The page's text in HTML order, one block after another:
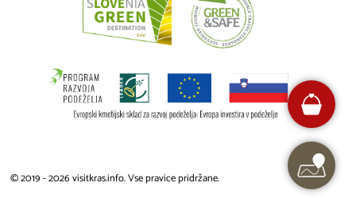
© 2019 - 2026 visitkras.info. Vse pravice pridržane.